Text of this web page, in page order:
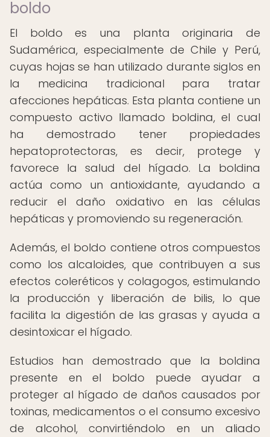
boldo
El boldo es una planta originaria de
Sudamérica, especialmente de Chile y Perú,
cuyas hojas se han utilizado durante siglos en
la medicina tradicional para tratar
afecciones hepáticas. Esta planta contiene un
compuesto activo llamado boldina, el cual
ha demostrado tener propiedades
hepatoprotectoras, es decir, protege y
favorece la salud del hígado. La boldina
actúa como un antioxidante, ayudando a
reducir el daño oxidativo en las células
hepáticas y promoviendo su regeneración.
Además, el boldo contiene otros compuestos
como los alcaloides, que contribuyen a sus
efectos coleréticos y colagogos, estimulando
la producción y liberación de bilis, lo que
facilita la digestión de las grasas y ayuda a
desintoxicar el hígado.
Estudios han demostrado que la boldina
presente en el boldo puede ayudar a
proteger al hígado de daños causados por
toxinas, medicamentos o el consumo excesivo
de alcohol, convirtiéndolo en un aliado